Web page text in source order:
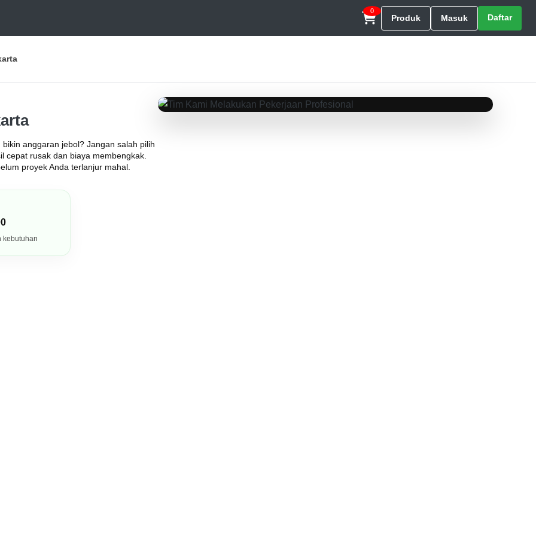
0
Produk Masuk Daftar
anggaran jebol? Jangan salah pilih
cepat rusak dan biaya membengkak.
proyek Anda terlanjur mahal.
kebutuhan